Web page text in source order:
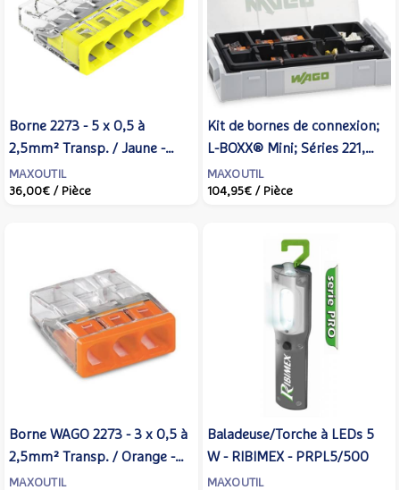
Borne 2273 - 5 x 0,5 à
2,5mm² Transp. / Jaune -
WAGO - bte de 100 - 2273-
205
MAXOUTIL
36,00€ / Pièce
Kit de bornes de connexion;
L-BOXX® Mini; Séries 221,
2273, 224 - WAGO - bte 195 -
887-960
MAXOUTIL
104,95€ / Pièce
Borne WAGO 2273 - 3 x 0,5 à
2,5mm² Transp. / Orange -
WAGO - 2273-203
MAXOUTIL
Baladeuse/Torche à LEDs 5
W - RIBIMEX - PRPL5/500
MAXOUTIL